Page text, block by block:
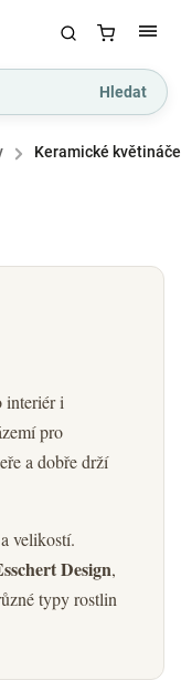
Hledat
/ Keramické květináče
interiér i
pro
a dobře drží
velikostí.
Design,
typy rostlin